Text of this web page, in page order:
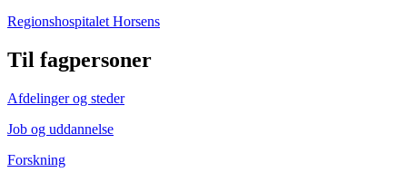
Regionshospitalet Horsens
Til fagpersoner
Afdelinger og steder
Job og uddannelse
Forskning